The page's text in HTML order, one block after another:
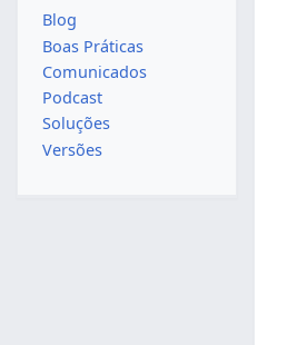
Blog
Boas Práticas
Comunicados
Podcast
Soluções
Versões